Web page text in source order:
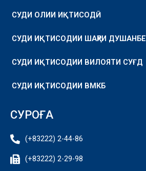
СУДИ ОЛИИ ИҚТИСОДӢ
СУДИ ИҚТИСОДИИ ШАҲРИ ДУШАНБЕ
СУДИ ИҚТИСОДИИ ВИЛОЯТИ СУҒД
СУДИ ИҚТИСОДИИ ВМКБ
СУРОҒА
(+83222) 2-44-86
(+83222) 2-29-98